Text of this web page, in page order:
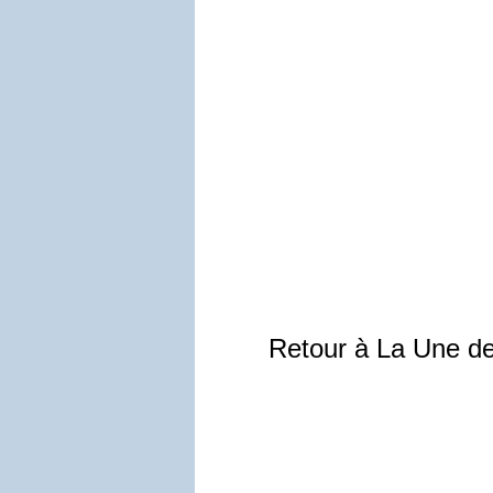
Retour à La Une